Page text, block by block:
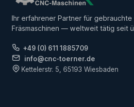
Ihr erfahrener Partner für
Fräsmaschinen — weltweit tätig seit
+49 (0) 611 1885709
info@cnc-toerner.de
Kettelerstr. 5, 65193 Wiesbaden